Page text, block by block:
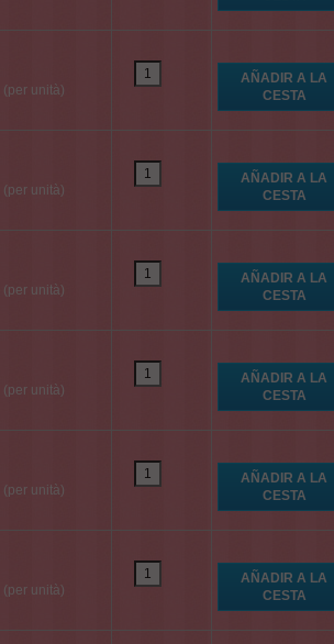
(per unità)
(per unità)
(per unità)
(per unità)
(per unità)
(per unità)